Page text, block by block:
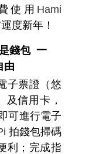
使用 Hami
度新年！
錢包 一
由
子票證（悠
及信用卡，
可進行電子
拍錢包掃碼
利；完成指